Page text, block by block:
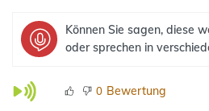
Können Sie sagen, diese
oder sprechen in
0 Bewertung